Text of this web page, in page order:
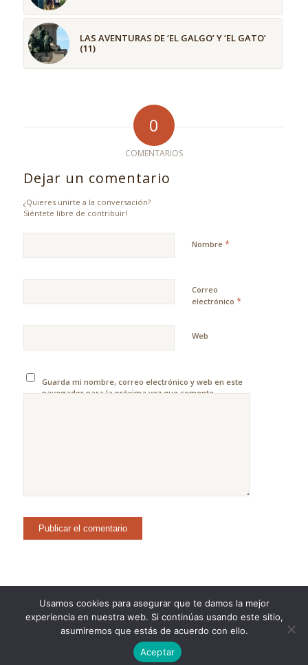
LAS AVENTURAS DE ‘EL GALGO’ Y ‘EL GATO’
(11)
0
COMENTARIOS
Dejar un comentario
¿Quieres unirte a la conversación?
Siéntete libre de contribuir!
Nombre *
Correo
electrónico *
Web
Guarda mi nombre, correo electrónico y web en este
navegador para la próxima vez que comente.
©Copyright [2023] - TecnoMur Sistemas, Informática y
Usamos cookies para asegurar que te damos la mejor
experiencia en nuestra web. Si continúas usando este sitio,
asumiremos que estás de acuerdo con ello.
Aceptar